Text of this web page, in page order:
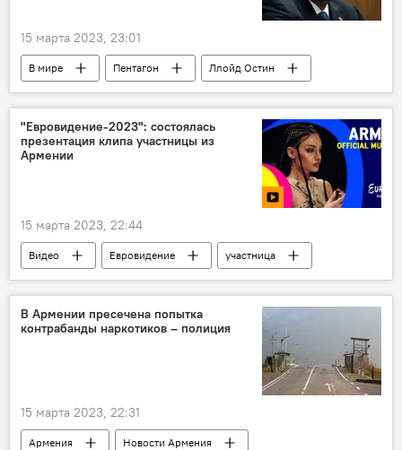
15 марта 2023, 23:01
В мире Пентагон
Ллойд Остин
разговор
Сергей Шойгу
"Евровидение-2023": состоялась
презентация клипа участницы из
Армении
15 марта 2023, 22:44
Видео Евровидение
участница
Армения
Новости Армения
Общество
клип
В Армении пресечена попытка
контрабанды наркотиков – полиция
15 марта 2023, 22:31
Армения
Новости Армения